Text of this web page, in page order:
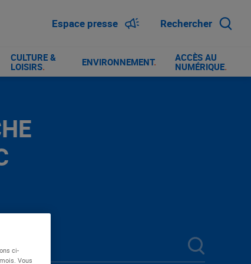
Espace presse Rechercher
CULTURE &
LOISIRS. ENVIRONNEMENT.
ACCÈS AU
NUMÉRIQUE.
ci-
Vous